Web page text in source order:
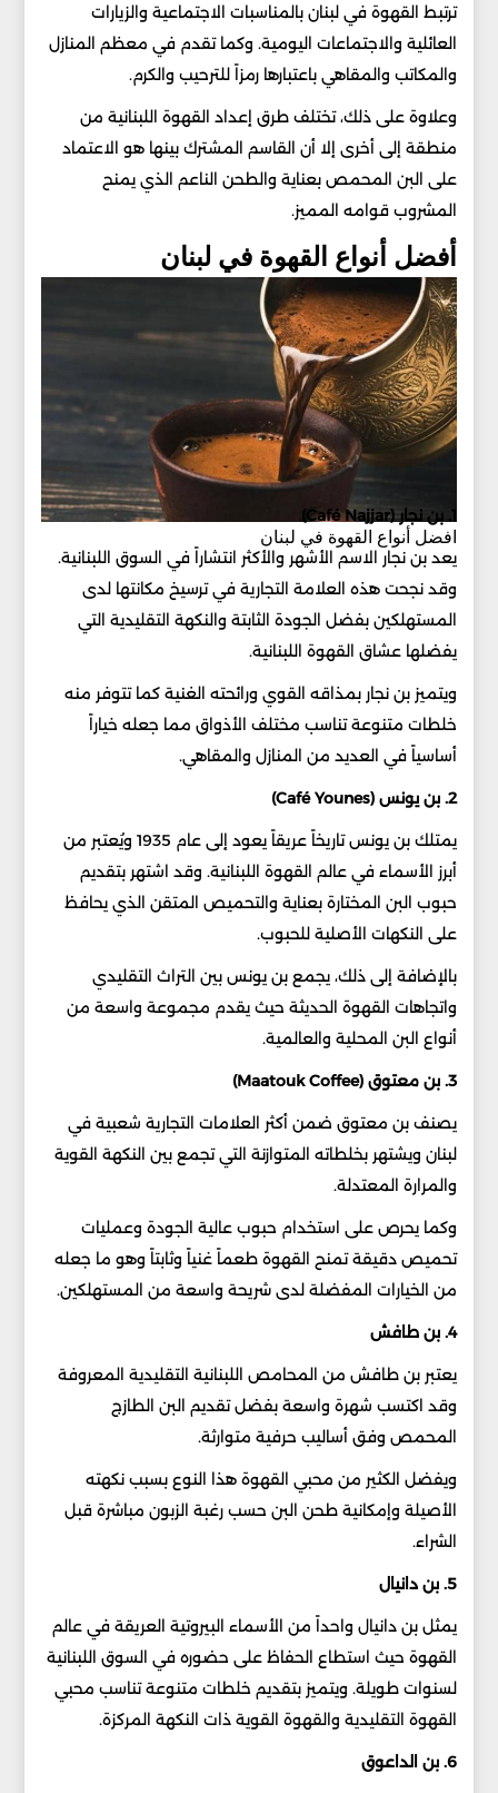
ترتبط القهوة في لبنان بالمناسبات الاجتماعية والزيارات
العائلية والاجتماعات اليومية. وكما تقدم في معظم المنازل
والمكاتب والمقاهي باعتبارها رمزاً للترحيب والكرم.
وعلاوة على ذلك، تختلف طرق إعداد القهوة اللبنانية من
منطقة إلى أخرى إلا أن القاسم المشترك بينها هو الاعتماد
على البن المحمص بعناية والطحن الناعم الذي يمنح
المشروب قوامه المميز.
أفضل أنواع القهوة في لبنان
افضل أنواع القهوة في لبنان
1. بن نجار (Café Najjar)
يعد بن نجار الاسم الأشهر والأكثر انتشاراً في السوق اللبنانية.
وقد نجحت هذه العلامة التجارية في ترسيخ مكانتها لدى
المستهلكين بفضل الجودة الثابتة والنكهة التقليدية التي
يفضلها عشاق القهوة اللبنانية.
ويتميز بن نجار بمذاقه القوي ورائحته الغنية كما تتوفر منه
خلطات متنوعة تناسب مختلف الأذواق مما جعله خياراً
أساسياً في العديد من المنازل والمقاهي.
2. بن يونس (Café Younes)
يمتلك بن يونس تاريخاً عريقاً يعود إلى عام 1935 ويُعتبر من
أبرز الأسماء في عالم القهوة اللبنانية. وقد اشتهر بتقديم
حبوب البن المختارة بعناية والتحميص المتقن الذي يحافظ
على النكهات الأصلية للحبوب.
بالإضافة إلى ذلك، يجمع بن يونس بين التراث التقليدي
واتجاهات القهوة الحديثة حيث يقدم مجموعة واسعة من
أنواع البن المحلية والعالمية.
3. بن معتوق (Maatouk Coffee)
يصنف بن معتوق ضمن أكثر العلامات التجارية شعبية في
لبنان ويشتهر بخلطاته المتوازنة التي تجمع بين النكهة القوية
والمرارة المعتدلة.
وكما يحرص على استخدام حبوب عالية الجودة وعمليات
تحميص دقيقة تمنح القهوة طعماً غنياً وثابتاً وهو ما جعله
من الخيارات المفضلة لدى شريحة واسعة من المستهلكين.
4. بن طافش
يعتبر بن طافش من المحامص اللبنانية التقليدية المعروفة
وقد اكتسب شهرة واسعة بفضل تقديم البن الطازج
المحمص وفق أساليب حرفية متوارثة.
ويفضل الكثير من محبي القهوة هذا النوع بسبب نكهته
الأصيلة وإمكانية طحن البن حسب رغبة الزبون مباشرة قبل
الشراء.
5. بن دانيال
يمثل بن دانيال واحداً من الأسماء البيروتية العريقة في عالم
القهوة حيث استطاع الحفاظ على حضوره في السوق اللبنانية
لسنوات طويلة. ويتميز بتقديم خلطات متنوعة تناسب محبي
القهوة التقليدية والقهوة القوية ذات النكهة المركزة.
6. بن الداعوق